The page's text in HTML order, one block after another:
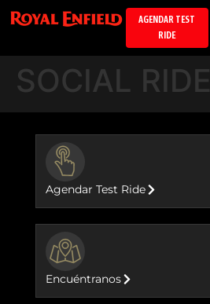
AGENDAR TEST
RIDE
SOCIAL RIDE
Agendar Test Ride
Encuéntranos